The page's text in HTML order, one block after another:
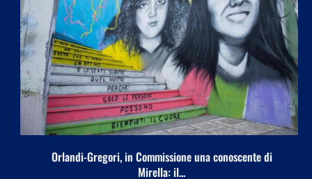
Orlandi-Gregori, in Commissione una conoscente di
Mirella: il...